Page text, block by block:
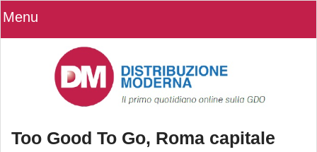
Menu
Too Good To Go, Roma capitale